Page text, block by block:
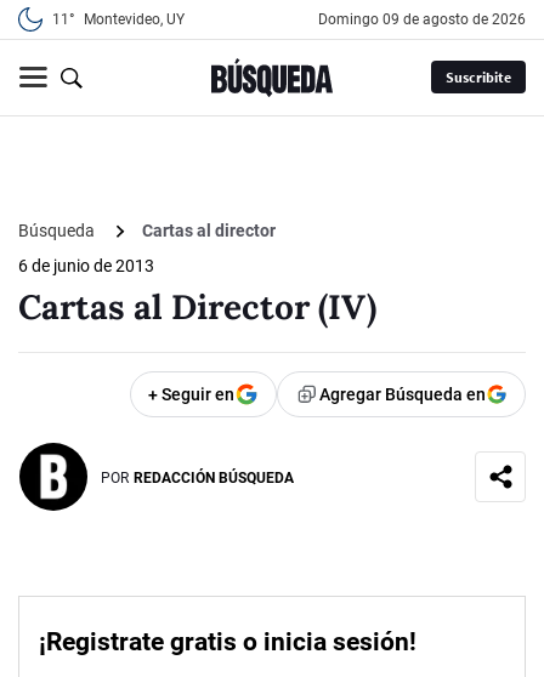
11° Montevideo, UY domingo 09 de agosto de 2026
Suscribite
Búsqueda
Cartas al director
6 de junio de 2013
Cartas al Director (IV)
+ Seguir en Agregar Búsqueda en
POR REDACCIÓN BÚSQUEDA
¡Registrate gratis o inicia sesión!